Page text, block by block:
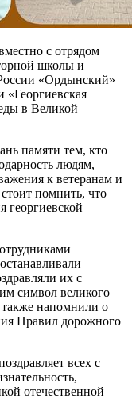
с отрядом
школы и
«Ордынский»
«Георгиевская
в Великой
памяти тем, кто
людям,
к ветеранам и
помнить, что
георгиевской
их с
символ великого
напомнили о
Правил дорожного
всех с
отечественной